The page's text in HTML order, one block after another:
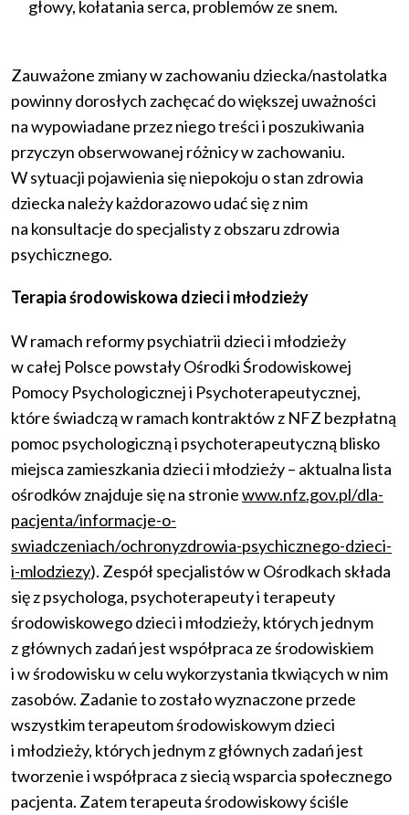
głowy, kołatania serca, problemów ze snem.
Zauważone zmiany w zachowaniu dziecka/nastolatka
powinny dorosłych zachęcać do większej uważności
na wypowiadane przez niego treści i poszukiwania
przyczyn obserwowanej różnicy w zachowaniu.
W sytuacji pojawienia się niepokoju o stan zdrowia
dziecka należy każdorazowo udać się z nim
na konsultacje do specjalisty z obszaru zdrowia
psychicznego.
Terapia środowiskowa dzieci i młodzieży
W ramach reformy psychiatrii dzieci i młodzieży
w całej Polsce powstały Ośrodki Środowiskowej
Pomocy Psychologicznej i Psychoterapeutycznej,
które świadczą w ramach kontraktów z NFZ bezpłatną
pomoc psychologiczną i psychoterapeutyczną blisko
miejsca zamieszkania dzieci i młodzieży – aktualna lista
ośrodków znajduje się na stroniewww.nfz.gov.pl/dla-
pacjenta/informacje-o-
swiadczeniach/ochronyzdrowia-psychicznego-dzieci-
i-mlodziezy). Zespół specjalistów w Ośrodkach składa
się z psychologa, psychoterapeuty i terapeuty
środowiskowego dzieci i młodzieży, których jednym
z głównych zadań jest współpraca ze środowiskiem
i w środowisku w celu wykorzystania tkwiących w nim
zasobów. Zadanie to zostało wyznaczone przede
wszystkim terapeutom środowiskowym dzieci
i młodzieży, których jednym z głównych zadań jest
tworzenie i współpraca z siecią wsparcia społecznego
pacjenta. Zatem terapeuta środowiskowy ściśle